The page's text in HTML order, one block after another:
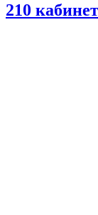
210 кабинет